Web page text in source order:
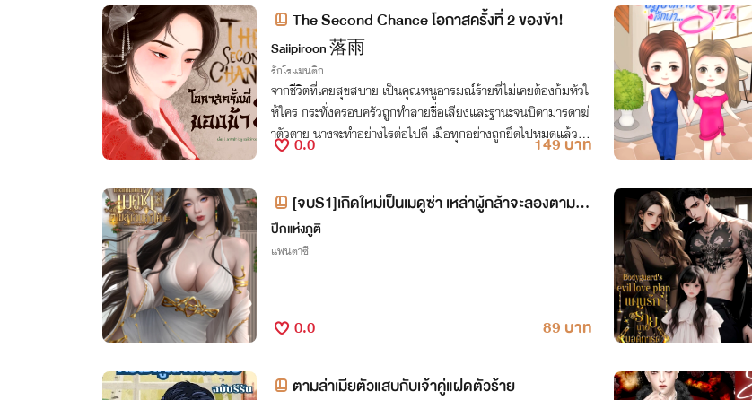
The Second Chance โอกาสครั้งที่ 2 ของข้า!
Saiipiroon 落雨
รักโรแมนติก
จากชีวิตที่เคยสุขสบาย เป็นคุณหนูอารมณ์ร้ายที่ไม่เคยต้องก้มหัวใ
ห้ใคร กระทั่งครอบครัวถูกทำลายชื่อเสียงและฐานะจนบิดามารดาฆ่
าตัวตาย นางจะทำอย่างไรต่อไปดี เมื่อทุกอย่างถูกยึดไปหมดแล้วแ
ม้แต่ศักดิ์ศรี...
0.0 149 บาท
[จบS1]เกิดใหม่เป็นเมดูซ่า เหล่าผู้กล้าจะลองตามล่า
ฉันดูก็ได้นะ
ปีกแห่งภูติ
แฟนตาซี
0.0 89 บาท
ตามล่าเมียตัวแสบกับเจ้าคู่แฝดตัวร้าย